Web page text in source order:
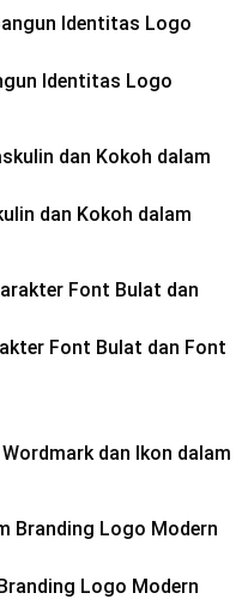
Identitas Logo
dan Kokoh dalam
Font Bulat dan Font
dan Ikon dalam
Logo Modern